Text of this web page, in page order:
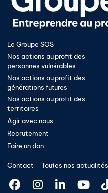
Le Groupe SOS
Nos actions au profit des
personnes vulnérables
Nos actions au profit des
générations futures
Nos actions au profit des
territoires
Agir avec nous
Recrutement
Faire un don
Contact Toutes nos actualités